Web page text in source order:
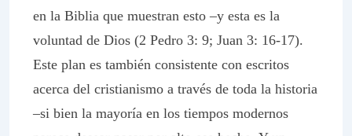
en la Biblia que muestran esto –y esta es la
voluntad de Dios (2 Pedro 3: 9; Juan 3: 16-17).
Este plan es también consistente con escritos
acerca del cristianismo a través de toda la historia
–si bien la mayoría en los tiempos modernos